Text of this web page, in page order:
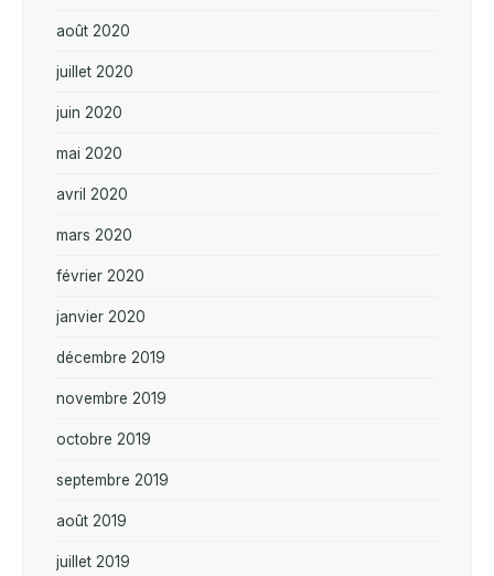
août 2020
juillet 2020
juin 2020
mai 2020
avril 2020
mars 2020
février 2020
janvier 2020
décembre 2019
novembre 2019
octobre 2019
septembre 2019
août 2019
juillet 2019